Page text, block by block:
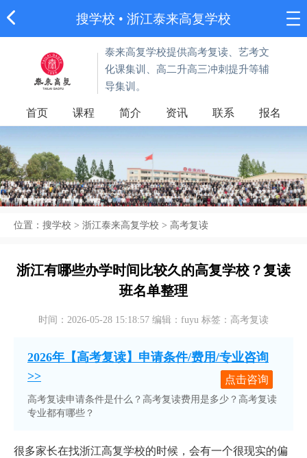
搜学校 • 浙江泰来高复学校
泰来高复学校提供高考复读、艺考文
化课集训、高二升高三冲刺提升等辅
导集训。
首页 课程 简介 资讯 联系 报名
位置： 搜学校 > 浙江泰来高复学校 > 高考复读
浙江有哪些办学时间比较久的高复学校？复读
班名单整理
时间：2026-05-28 15:18:57 编辑：fuyu 标签：高考复读
2026年【高考复读】申请条件/费用/专业咨询
>>
高考复读申请条件是什么？高考复读费用是多少？高考复读
专业都有哪些？
点击咨询
很多家长在找浙江高复学校的时候，会有一个很现实的偏